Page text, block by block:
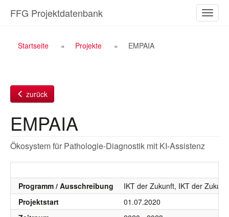
Inhalt
ein-/
FFG Projektdatenbank
Breadcrumb
Startseite Projekte EMPAIA
zurück
EMPAIA
Ökosystem für Pathologie-Diagnostik mit KI-Assistenz
Programm / Ausschreibung
IKT der Zukunft, IKT der
Projektstart
01.07.2020